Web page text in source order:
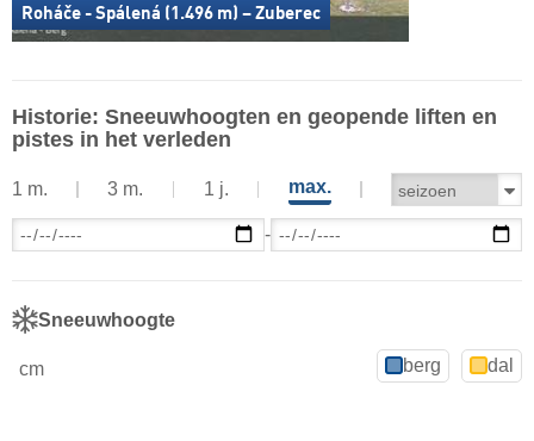
Roháče - Spálená (1.496 m) – Zuberec
Historie: Sneeuwhoogten en geopende liften en
pistes in het verleden
1 m. 3 m. 1 j. max.
-
Sneeuwhoogte
cm berg dal